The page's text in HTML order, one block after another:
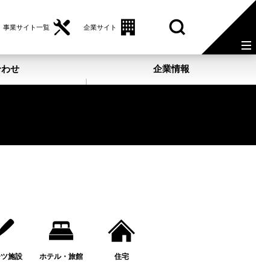
事業サイト一覧 企業サイト
せ 企業情報
施設 ホテル・旅館 住宅